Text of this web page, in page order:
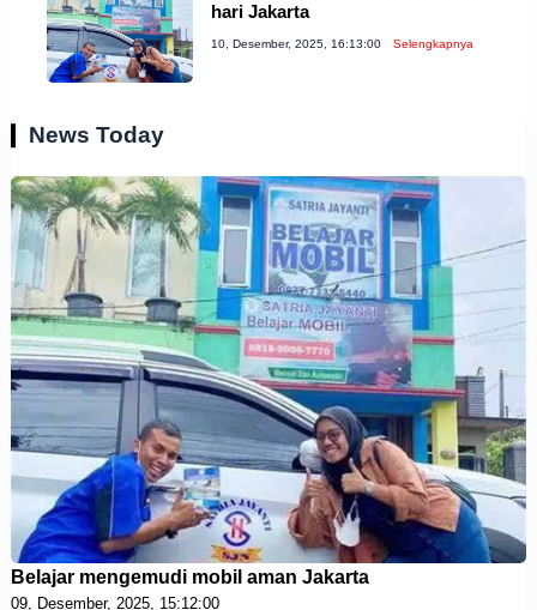
hari Jakarta
10, Desember, 2025, 16:13:00 Selengkapnya
News Today
Belajar mengemudi mobil aman Jakarta
09, Desember, 2025, 15:12:00